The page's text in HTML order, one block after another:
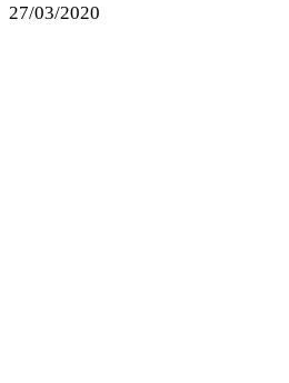
27/03/2020